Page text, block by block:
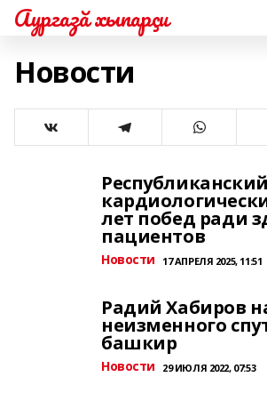
Аургазă хыпарçи
Новости
Республиканский
лет побед ради
пациентов
Новости 17 АПРЕЛЯ 2025, 11:51
Радий Хабиров
неизменного
башкир
Новости 29 ИЮЛЯ 2022, 07:53